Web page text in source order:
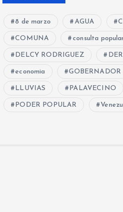
8 de marzo AGUA
COMUNA consulta
DELCY RODRIGUEZ
economia GOBERNADOR
LLUVIAS PALAVECINO
PODER POPULAR